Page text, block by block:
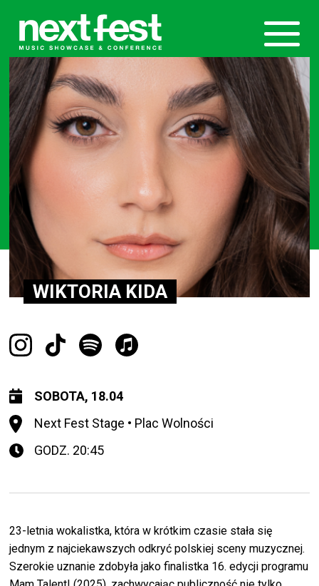
WIKTORIA KIDA
SOBOTA, 18.04
Next Fest Stage • Plac Wolności
GODZ. 20:45
23-letnia wokalistka, która w krótkim czasie stała się
jednym z najciekawszych odkryć polskiej sceny muzycznej.
Szerokie uznanie zdobyła jako finalistka 16. edycji programu